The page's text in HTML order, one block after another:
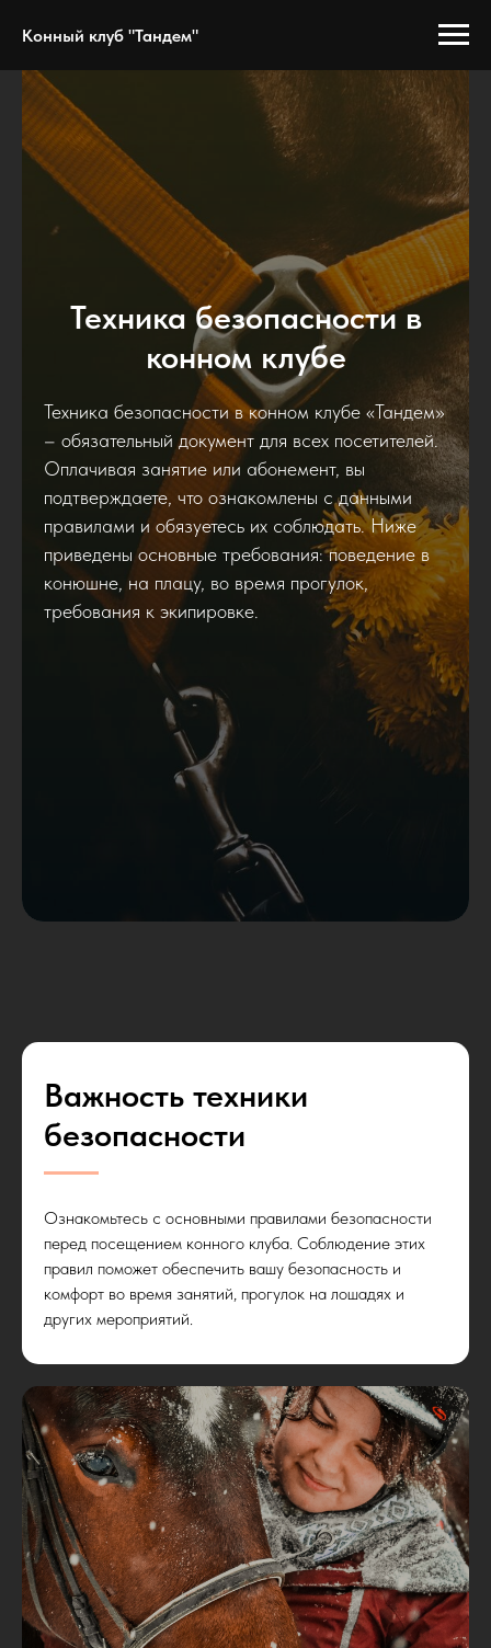
Конный клуб "Тандем"
Техника безопасности в
конном клубе
Техника безопасности в конном клубе «Тандем»
– обязательный документ для всех посетителей.
Оплачивая занятие или абонемент, вы
подтверждаете, что ознакомлены с данными
правилами и обязуетесь их соблюдать. Ниже
приведены основные требования: поведение в
конюшне, на плацу, во время прогулок,
требования к экипировке.
Важность техники
безопасности
Ознакомьтесь с основными правилами безопасности
перед посещением конного клуба. Соблюдение этих
правил поможет обеспечить вашу безопасность и
комфорт во время занятий, прогулок на лошадях и
других мероприятий.